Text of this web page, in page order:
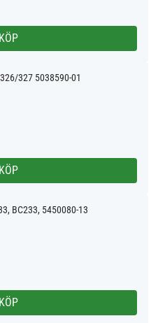
KÖP
327 5038590-01
KÖP
BC233, 5450080-13
KÖP